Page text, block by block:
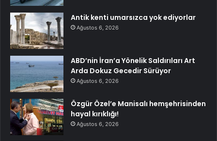
Antik kenti umarsızca yok ediyorlar
Ağustos 6, 2026
ABD’nin İran’a Yönelik Saldırıları Art
Arda Dokuz Gecedir Sürüyor
Ağustos 6, 2026
Özgür Özel’e Manisalı hemşehrisinden
hayal kırıklığı!
Ağustos 6, 2026